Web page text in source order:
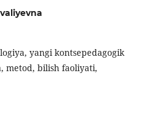
yangi kontsepedagogik
metod, bilish faoliyati,